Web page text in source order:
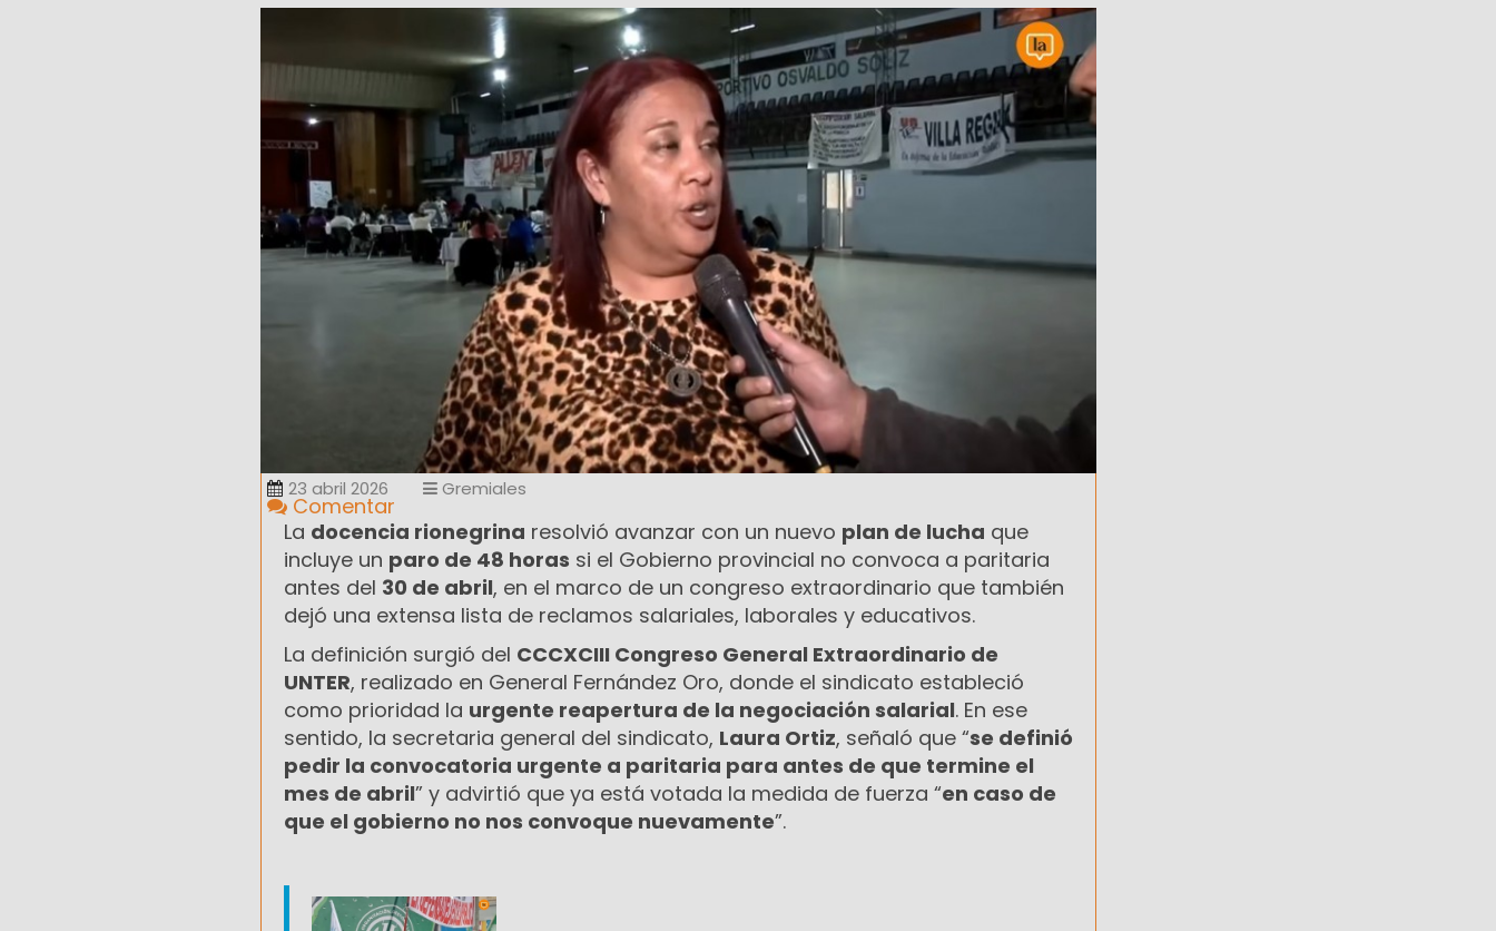
23 abril 2026 Gremiales
Comentar
La docencia rionegrina resolvió avanzar con un nuevo plan de lucha que
incluye un paro de 48 horas si el Gobierno provincial no convoca a paritaria
antes del 30 de abril, en el marco de un congreso extraordinario que también
dejó una extensa lista de reclamos salariales, laborales y educativos.
La definición surgió del CCCXCIII Congreso General Extraordinario de
UNTER, realizado en General Fernández Oro, donde el sindicato estableció
como prioridad la urgente reapertura de la negociación salarial. En ese
sentido, la secretaria general del sindicato, Laura Ortiz, señaló que “se definió
pedir la convocatoria urgente a paritaria para antes de que termine el
mes de abril” y advirtió que ya está votada la medida de fuerza “en caso de
que el gobierno no nos convoque nuevamente”.